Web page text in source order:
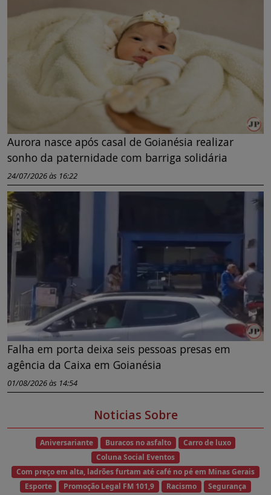
Aurora nasce após casal de Goianésia realizar
sonho da paternidade com barriga solidária
24/07/2026 às 16:22
Falha em porta deixa seis pessoas presas em
agência da Caixa em Goianésia
01/08/2026 às 14:54
Noticias Sobre
Aniversariante Buracos no asfalto
Carro de luxo
Coluna Social Eventos
Com preço em alta, ladrões furtam até café no pé em Minas Gerais
Esporte
Promoção Legal FM 101,9 Racismo
Segurança